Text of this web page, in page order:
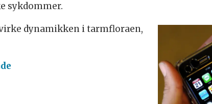
sykdommer.
dynamikken i tarmfloraen,